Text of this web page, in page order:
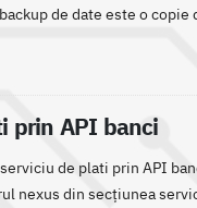
de date este o copie
prin API banci
de plati prin API
nexus din secțiunea